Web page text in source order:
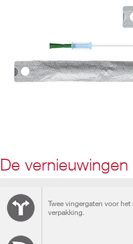
De
Twee vingergaten voor
verpakking.